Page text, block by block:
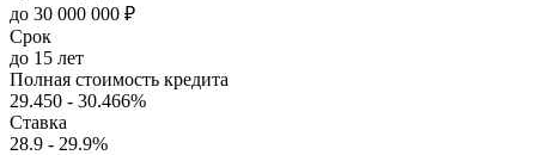
до 30 000 000 ₽
Срок
до 15 лет
Полная стоимость кредита
29.450 - 30.466%
Ставка
28.9 - 29.9%